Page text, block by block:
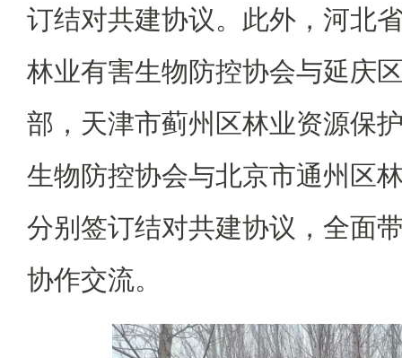
订结对共建协议。此外，河北
林业有害生物防控协会与延庆
部，天津市蓟州区林业资源保
生物防控协会与北京市通州区
分别签订结对共建协议，全面
协作交流。